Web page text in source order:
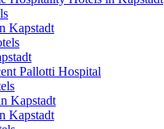
Kapstadt
Pallotti Hospital
Kapstadt
Kapstadt